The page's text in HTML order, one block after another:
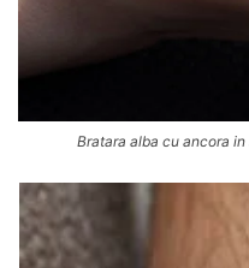
Bratara alba cu ancora